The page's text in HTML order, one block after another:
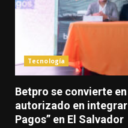
Tecnología
Betpro se convierte
autorizado en
Pagos” en El Salvador